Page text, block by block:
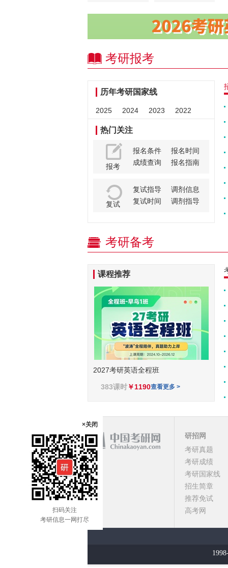
考研报考
历年考研国家线
2025 2024 2023 2022
热门关注
报考
报名条件
报名时间
成绩查询
报名指南
复试
复试指导
调剂信息
复试时间
调剂指导
考研备考
课程推荐
2027考研英语全程班
￥1190
383课时 查看更多 >
课程
顶部
研招网
考研真题
考研成绩
考研国家线
招生简章
推荐免试
高考网
×关闭
扫码关注
考研信息一网打尽